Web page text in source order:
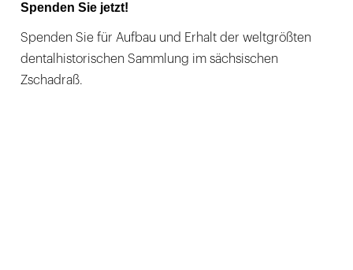
Spenden Sie jetzt!
Spenden Sie für Aufbau und Erhalt der weltgrößten
dentalhistorischen Sammlung im sächsischen
Zschadraß.